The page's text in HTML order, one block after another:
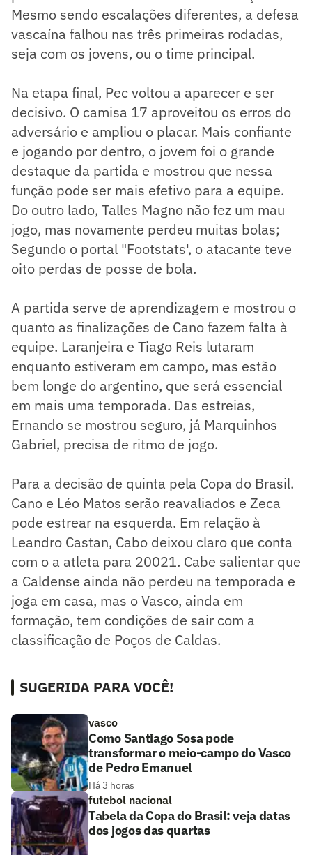
Mesmo sendo escalações diferentes, a defesa
vascaína falhou nas três primeiras rodadas,
seja com os jovens, ou o time principal.
Na etapa final, Pec voltou a aparecer e ser
decisivo. O camisa 17 aproveitou os erros do
adversário e ampliou o placar. Mais confiante
e jogando por dentro, o jovem foi o grande
destaque da partida e mostrou que nessa
função pode ser mais efetivo para a equipe.
Do outro lado, Talles Magno não fez um mau
jogo, mas novamente perdeu muitas bolas;
Segundo o portal "Footstats', o atacante teve
oito perdas de posse de bola.
A partida serve de aprendizagem e mostrou o
quanto as finalizações de Cano fazem falta à
equipe. Laranjeira e Tiago Reis lutaram
enquanto estiveram em campo, mas estão
bem longe do argentino, que será essencial
em mais uma temporada. Das estreias,
Ernando se mostrou seguro, já Marquinhos
Gabriel, precisa de ritmo de jogo.
Para a decisão de quinta pela Copa do Brasil.
Cano e Léo Matos serão reavaliados e Zeca
pode estrear na esquerda. Em relação à
Leandro Castan, Cabo deixou claro que conta
com o a atleta para 20021. Cabe salientar que
a Caldense ainda não perdeu na temporada e
joga em casa, mas o Vasco, ainda em
formação, tem condições de sair com a
classificação de Poços de Caldas.
SUGERIDA PARA VOCÊ!
vasco
Como Santiago Sosa pode
transformar o meio-campo do Vasco
de Pedro Emanuel
Há 3 horas
futebol nacional
Tabela da Copa do Brasil: veja datas
dos jogos das quartas